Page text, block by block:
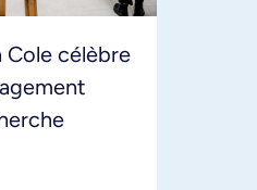
Cole célèbre